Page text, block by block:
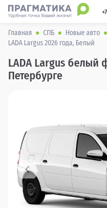
Главная СПБ Новые авто
LADA Largus 2026 года, Белый
LADA Largus белый
Петербурге